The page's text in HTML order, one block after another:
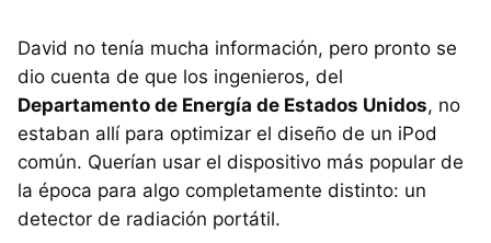
David no tenía mucha información, pero pronto se
dio cuenta de que los ingenieros, del
Departamento de Energía de Estados Unidos, no
estaban allí para optimizar el diseño de un iPod
común. Querían usar el dispositivo más popular de
la época para algo completamente distinto: un
detector de radiación portátil.